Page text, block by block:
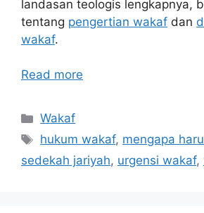
landasan teologis lengkapnya,
tentang pengertian wakaf dan
wakaf.
Read more
Categories
Wakaf
Tags
hukum wakaf, mengapa
sedekah jariyah, urgensi wakaf,